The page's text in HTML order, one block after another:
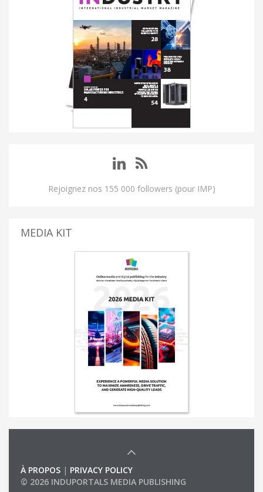
Rejoignez nos 155 000 followers (pour IMP)
MEDIA KIT
À PROPOS | PRIVACY POLICY
© 2026 INDUPORTALS MEDIA PUBLISHING